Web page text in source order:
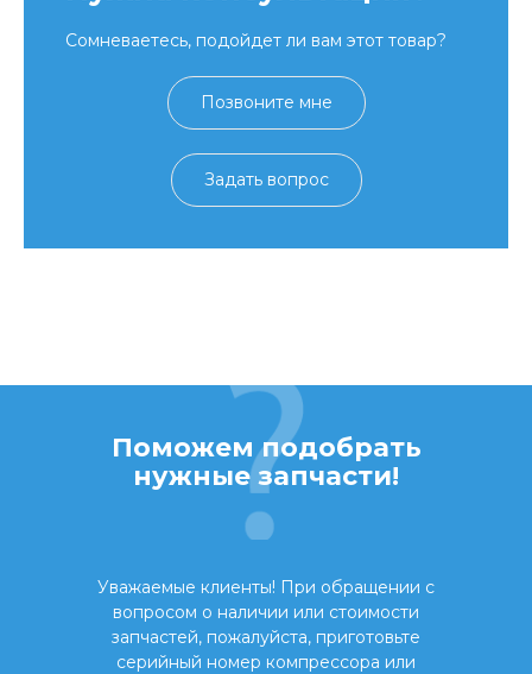
Сомневаетесь, подойдет ли вам этот товар?
Позвоните мне
Задать вопрос
Поможем подобрать
нужные запчасти!
Уважаемые клиенты! При обращении с
вопросом о наличии или стоимости
запчастей, пожалуйста, приготовьте
серийный номер компрессора или